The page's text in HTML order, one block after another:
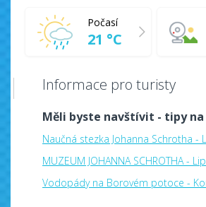
Počasí
21 °C
Informace pro turisty
Měli byste navštívit - tipy
Naučná stezka Johanna Schrotha -
MUZEUM JOHANNA SCHROTHA -
Vodopády na Borovém potoce -